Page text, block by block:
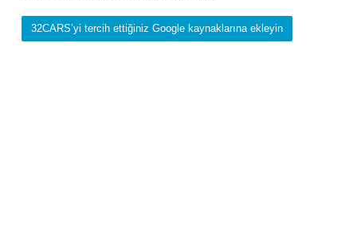
32CARS’yi tercih ettiğiniz Google kaynaklarına ekleyin